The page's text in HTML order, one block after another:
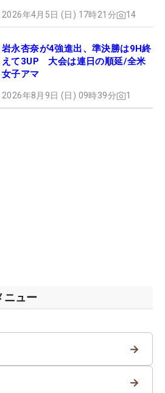
2026年4月5日 (日) 17時21分 14
岩永杏奈が4強進出、準決勝は9H終
えて3UP 大会は連日の順延/全米
女子アマ
2026年8月9日 (日) 09時39分 1
ニュー
→
→